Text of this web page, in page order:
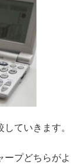
ていきます。
ープどちらがよ